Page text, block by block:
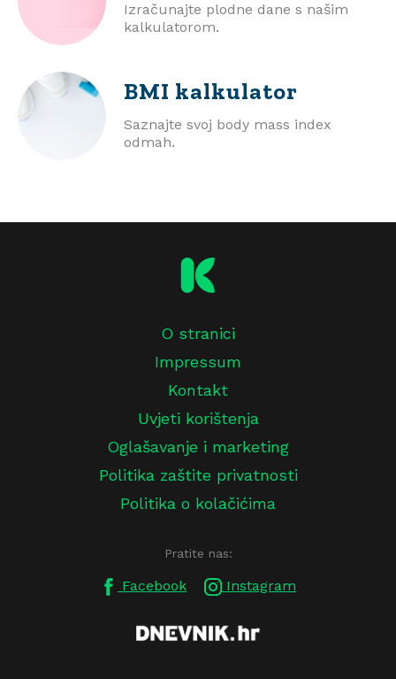
Izračunajte plodne dane s našim
kalkulatorom.
BMI kalkulator
Saznajte svoj body mass index
odmah.
O stranici
Impressum
Kontakt
Uvjeti korištenja
Oglašavanje i marketing
Politika zaštite privatnosti
Politika o kolačićima
Pratite nas:
Facebook Instagram